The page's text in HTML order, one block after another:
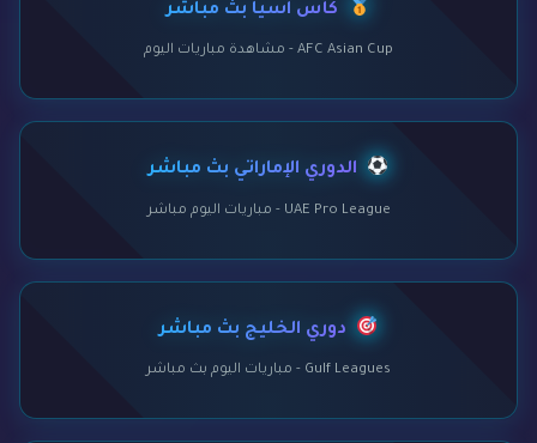
كأس آسيا بث مباشر
AFC Asian Cup - مشاهدة مباريات اليوم
الدوري الإماراتي بث مباشر
UAE Pro League - مباريات اليوم مباشر
دوري الخليج بث مباشر
Gulf Leagues - مباريات اليوم بث مباشر